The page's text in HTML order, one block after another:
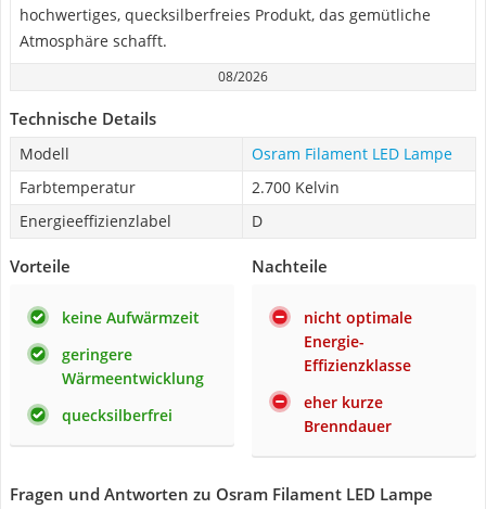
hochwertiges, quecksilberfreies Produkt, das gemütliche
Atmosphäre schafft.
08/2026
Technische Details
Modell
Osram Filament LED Lampe
Farbtemperatur
2.700 Kelvin
Energieeffizienzlabel
D
Vorteile
keine Aufwärmzeit
geringere
Wärmeentwicklung
quecksilberfrei
Nachteile
nicht optimale
Energie-
Effizienzklasse
eher kurze
Brenndauer
Fragen und Antworten zu Osram Filament LED Lampe